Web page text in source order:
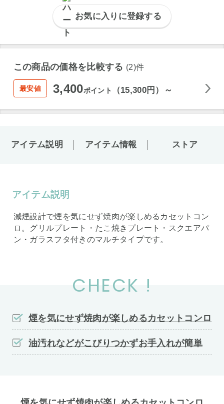
お気に入りに登録する
この商品の価格を比較する (2)件
最安値 3,400ポイント （15,300円）～
アイテム説明 アイテム情報 ストア
アイテム説明
減煙設計で煙を気にせず焼肉が楽しめるカセットコン
ロ。グリルプレート・たこ焼きプレート・スクエアパ
ン・ガラスフタ付きのマルチタイプです。
CHECK !
煙を気にせず焼肉が楽しめるカセットコンロ
油汚れなどがこびりつかずお手入れが簡単